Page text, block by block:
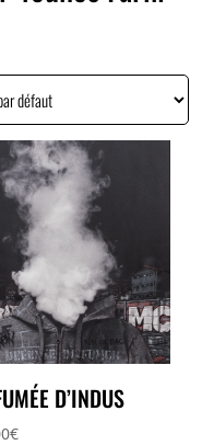
D’INDUS
€